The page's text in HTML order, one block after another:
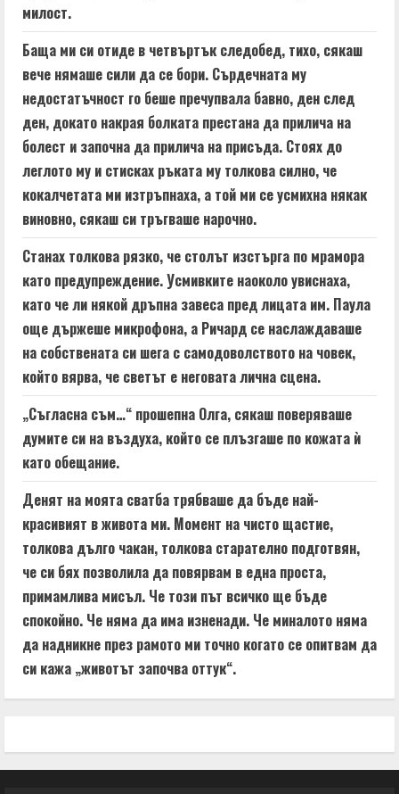
милост.
Баща ми си отиде в четвъртък следобед, тихо, сякаш
вече нямаше сили да се бори. Сърдечната му
недостатъчност го беше пречупвала бавно, ден след
ден, докато накрая болката престана да прилича на
болест и започна да прилича на присъда. Стоях до
леглото му и стисках ръката му толкова силно, че
кокалчетата ми изтръпнаха, а той ми се усмихна някак
виновно, сякаш си тръгваше нарочно.
Станах толкова рязко, че столът изстърга по мрамора
като предупреждение. Усмивките наоколо увиснаха,
като че ли някой дръпна завеса пред лицата им. Паула
още държеше микрофона, а Ричард се наслаждаваше
на собствената си шега с самодоволството на човек,
който вярва, че светът е неговата лична сцена.
„Съгласна съм…“ прошепна Олга, сякаш поверяваше
думите си на въздуха, който се плъзгаше по кожата ѝ
като обещание.
Денят на моята сватба трябваше да бъде най-
красивият в живота ми. Момент на чисто щастие,
толкова дълго чакан, толкова старателно подготвян,
че си бях позволила да повярвам в една проста,
примамлива мисъл. Че този път всичко ще бъде
спокойно. Че няма да има изненади. Че миналото няма
да надникне през рамото ми точно когато се опитвам да
си кажа „животът започва оттук“.